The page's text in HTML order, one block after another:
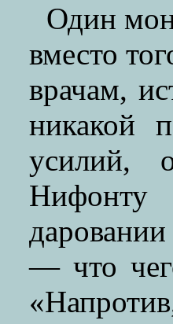
Один
вместо
врачам,
никакой
усилий,
— что